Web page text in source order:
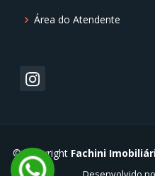
Área do Atendente
© Copyright Fachini